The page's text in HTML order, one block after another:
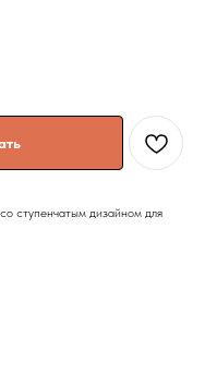
ступенчатым дизайном для